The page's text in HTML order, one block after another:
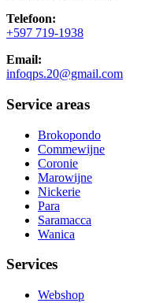
Telefoon:
+597 719-1938
Email:
infoqps.20@gmail.com
Service areas
Brokopondo
Commewijne
Coronie
Marowijne
Nickerie
Para
Saramacca
Wanica
Services
Webshop